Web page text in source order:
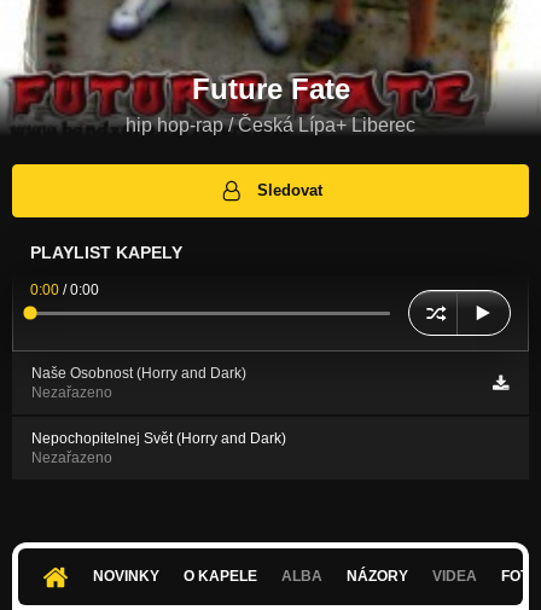
Future Fate
hip hop-rap / Česká Lípa+ Liberec
Sledovat
PLAYLIST KAPELY
0:00 /0:00
Naše Osobnost (Horry and Dark)
Nezařazeno
Nepochopitelnej Svět (Horry and Dark)
Nezařazeno
NOVINKY O KAPELE ALBA NÁZORY VIDEA